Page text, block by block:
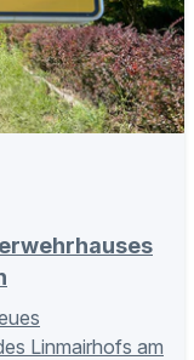
Linmairhofs am